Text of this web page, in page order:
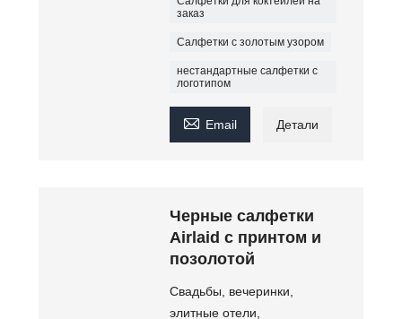
заказ
Салфетки с золотым узором
нестандартные салфетки с
логотипом
 Email Детали
Черные салфетки
Airlaid с принтом и
позолотой
Свадьбы, вечеринки,
элитные отели,